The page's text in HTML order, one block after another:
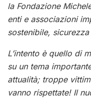
la Fondazione
enti e associazioni
sostenibile,
L’intento è quello di
su un tema
attualità; troppe
vanno rispettate! Il